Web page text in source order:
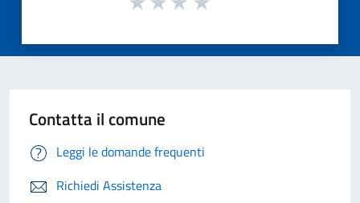
Contatta il comune
Leggi le domande frequenti
Richiedi Assistenza